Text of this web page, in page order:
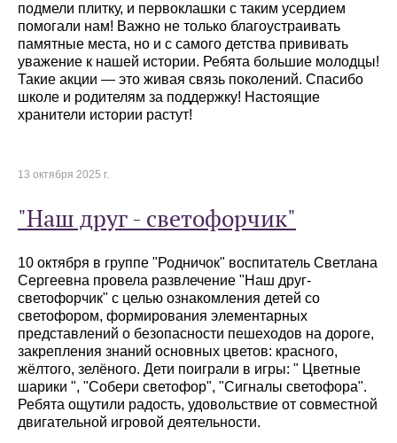
подмели плитку, и первоклашки с таким усердием
помогали нам! Важно не только благоустраивать
памятные места, но и с самого детства прививать
уважение к нашей истории. Ребята большие молодцы!
Такие акции — это живая связь поколений. Спасибо
школе и родителям за поддержку! Настоящие
хранители истории растут!
13 октября 2025 г.
"Наш друг - светофорчик"
10 октября в группе "Родничок" воспитатель Светлана
Сергеевна провела развлечение "Наш друг-
светофорчик" с целью ознакомления детей со
светофором, формирования элементарных
представлений о безопасности пешеходов на дороге,
закрепления знаний основных цветов: красного,
жёлтого, зелёного. Дети поиграли в игры: " Цветные
шарики ", "Собери светофор", "Сигналы светофора".
Ребята ощутили радость, удовольствие от совместной
двигательной игровой деятельности.